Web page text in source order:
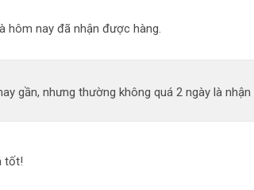
hôm nay đã nhận được hàng.
gần, nhưng thường không quá 2 ngày là
tốt!